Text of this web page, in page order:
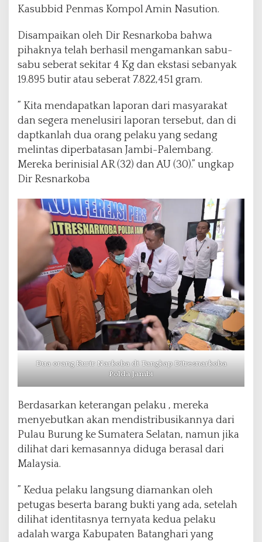
n
2
O
g
K
u
r
r
N
r
k
o
a
a
B
e
n
l
1
Kasubbid Penmas Kompol Amin Nasution.
Disampaikan oleh Dir Resnarkoba bahwa
pihaknya telah berhasil mengamankan sabu-
sabu seberat sekitar 4 Kg dan ekstasi sebanyak
19.895 butir atau seberat 7.822,451 gram.
” Kita mendapatkan laporan dari masyarakat
dan segera menelusiri laporan tersebut, dan di
daptkanlah dua orang pelaku yang sedang
melintas diperbatasan Jambi-Palembang.
Mereka berinisial AR (32) dan AU (30).” ungkap
Dir Resnarkoba
Dua orang Kurir Narkoba di Tangkap Ditresnarkoba
Polda Jambi
Berdasarkan keterangan pelaku , mereka
menyebutkan akan mendistribusikannya dari
Pulau Burung ke Sumatera Selatan, namun jika
dilihat dari kemasannya diduga berasal dari
Malaysia.
” Kedua pelaku langsung diamankan oleh
petugas beserta barang bukti yang ada, setelah
dilihat identitasnya ternyata kedua pelaku
adalah warga Kabupaten Batanghari yang